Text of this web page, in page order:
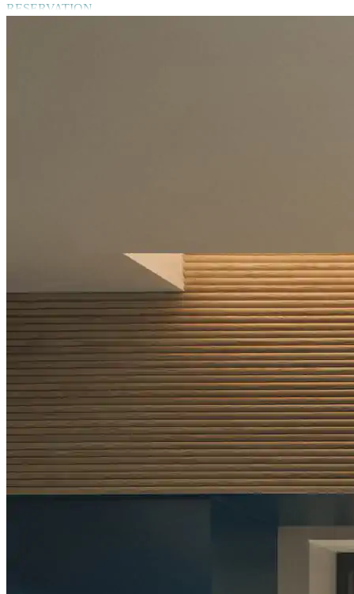
RESERVATION